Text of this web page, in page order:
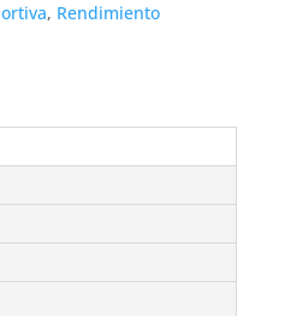
, Rendimiento